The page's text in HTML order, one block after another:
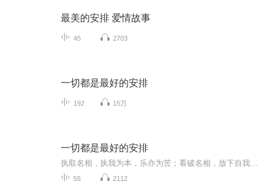
最美的安排 爱情故事
45 2703
一切都是最好的安排
192 15万
一切都是最好的安排
55 2112